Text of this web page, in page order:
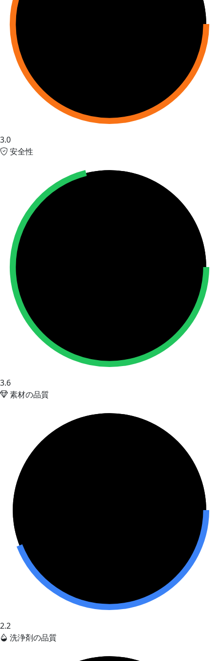
3.0
安全性
3.6
素材の品質
2.2
洗浄剤の品質